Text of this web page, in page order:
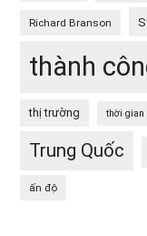
Richard Branson
thành
thị trường thời gian
Trung Quốc
ấn độ